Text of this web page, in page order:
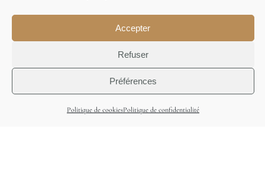
Accepter
Refuser
Préférences
Politique de cookiesPolitique de confidentialité